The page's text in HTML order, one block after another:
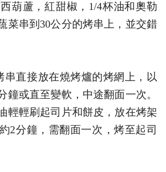
葫蘆，紅甜椒，1/4杯油和奧勒
菜串到30公分的烤串上，並交錯
串直接放在燒烤爐的烤網上，以
鐘或直至變軟，中途翻面一次。
輕輕刷起司片和餅皮，放在烤架
2分鐘，需翻面一次，烤至起司